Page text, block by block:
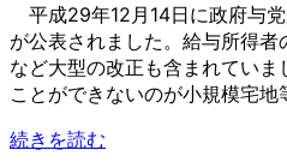
平成29年12月14日に政府与
が公表されました。給与所得
など大型の改正も含まれてい
ことができないのが小規模宅
続きを読む